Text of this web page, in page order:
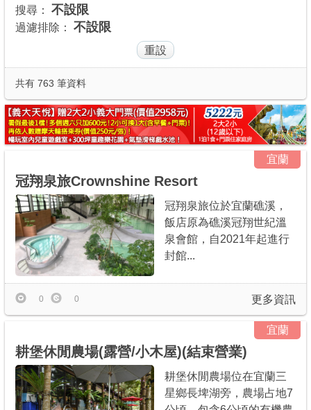
討論區
APP下載
搜尋： 不設限
過濾排除： 不設限
共有 763 筆資料
宜蘭
冠翔泉旅Crownshine Resort
冠翔泉旅位於宜蘭礁溪，
飯店原為礁溪冠翔世紀溫
泉會館，自2021年起進行
封館...
更多資訊
0 0
宜蘭
耕堡休閒農場(露營/小木屋)(結束營業)
耕堡休閒農場位在宜蘭三
星鄉長埤湖旁，農場占地7